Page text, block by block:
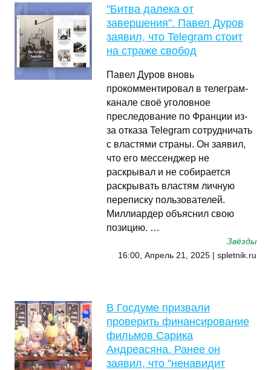
"Битва далека от
завершения". Павел Дуров
заявил, что Telegram стоит
на страже свобод
Павел Дуров вновь
прокомментировал в телеграм-
канале своё уголовное
преследование по Франции из-
за отказа Telegram сотрудничать
с властями страны. Он заявил,
что его мессенджер не
раскрывал и не собирается
раскрывать властям личную
переписку пользователей.
Миллиардер объяснил свою
позицию. …
Звёзды
16:00, Апрель 21, 2025 | spletnik.ru
В Госдуме призвали
проверить финансирование
фильмов Сарика
Андреасяна. Ранее он
заявил, что "ненавидит